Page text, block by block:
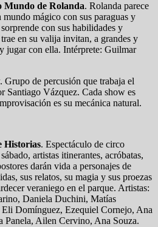
Mundo de Rolanda. Rolanda parece
mágico con sus paraguas y
con sus habilidades y
en su valija invitan, a grandes y
jugar con ella. Intérprete: Guilmar
de percusión que trabaja el
Santiago Vázquez. Cada show es
es su mecánica natural.
Historias. Espectáculo de circo
artistas itinerantes, acróbatas,
darán vida a personajes de
sus relatos, su magia y sus proezas
veraniego en el parque. Artistas:
Daniela Duchini, Matías
Domínguez, Ezequiel Cornejo, Ana
Panela, Ailen Cervino, Ana Souza.